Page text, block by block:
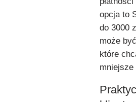
opcja to
do 3000
może
które
mniejsze